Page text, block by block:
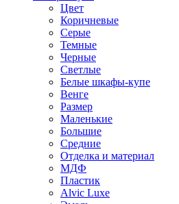
Цвет
Коричневые
Серые
Темные
Черные
Светлые
Белые шкафы-купе
Венге
Размер
Маленькие
Большие
Средние
Отделка и материал
МДФ
Пластик
Alvic Luxe